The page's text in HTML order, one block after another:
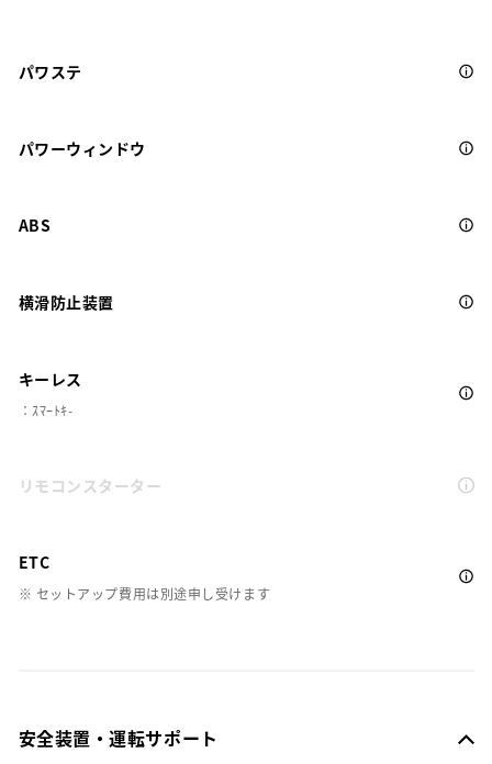
パワステ
パワーウィンドウ
ABS
横滑防止装置
キーレス
：ｽﾏｰﾄｷ-
リモコンスターター
ETC
※ セットアップ費用は別途申し受けます
安全装置・運転サポート